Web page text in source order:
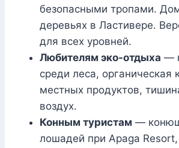
безопасными тропами.
деревьях в Ластивере.
для всех уровней.
Любителям эко-отдыха —
среди леса, органическая
местных продуктов,
воздух.
Конным туристам —
лошадей при Apaga